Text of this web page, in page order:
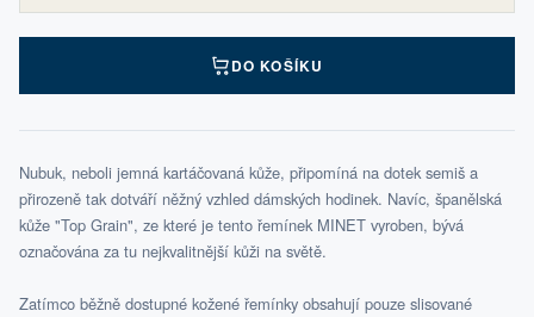
DO KOŠÍKU
Nubuk, neboli jemná kartáčovaná kůže, připomíná na dotek semiš a
přirozeně tak dotváří něžný vzhled dámských hodinek. Navíc, španělská
kůže "Top Grain", ze které je tento řemínek MINET vyroben, bývá
označována za tu nejkvalitnější kůži na světě.
Zatímco běžně dostupné kožené řemínky obsahují pouze slisované